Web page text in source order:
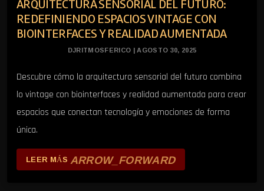
ARQUITECTURA SENSORIAL DEL FUTURO:
REDEFINIENDO ESPACIOS VINTAGE CON
BIOINTERFACES Y REALIDAD AUMENTADA
DJRITMOSFERICO | AGOSTO 30, 2025
Descubre cómo la arquitectura sensorial del futuro combina
lo vintage con biointerfaces y realidad aumentada para crear
espacios que conectan tecnología y emociones de forma
única.
LEER MÁS ARROW_FORWARD